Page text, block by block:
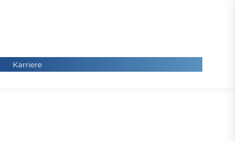
Karriere